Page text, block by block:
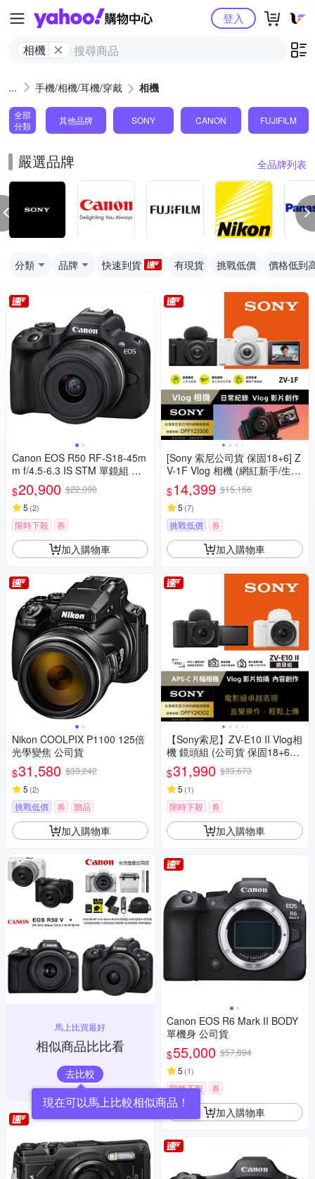
Yahoo購物中心
相機
登入
手機/相機/耳機/穿戴 相機
全部
分類
其他品牌 SONY CANON FUJIFILM
嚴選品牌 全品牌列表
分類 品牌 快速到貨 有現貨 挑戰低價 價格低到
Canon EOS R50 RF-S18-45m
m f/4.5-6.3 IS STM 單鏡組 公
司貨
$20,900 $22,000
5 (2)
限時下殺 券
加入購物車
Nikon COOLPIX P1100 125倍
光學變焦 公司貨
$31,580 $33,242
5 (2)
挑戰低價 券 贈品
加入購物車
馬上比買最好
相似商品比比看
去比較
[Sony 索尼公司貨 保固18+6] Z
V-1F Vlog 相機 (網紅新手/生活
隨拍)
$14,399 $15,156
5 (7)
挑戰低價 券
加入購物車
【Sony索尼】ZV-E10 II Vlog相
機 鏡頭組 (公司貨 保固18+6個
月)
$31,990 $33,673
5 (1)
限時下殺 券
加入購物車
Canon EOS R6 Mark II BODY
單機身 公司貨
$55,000 $57,894
5 (1)
限時下殺 券
加入購物車